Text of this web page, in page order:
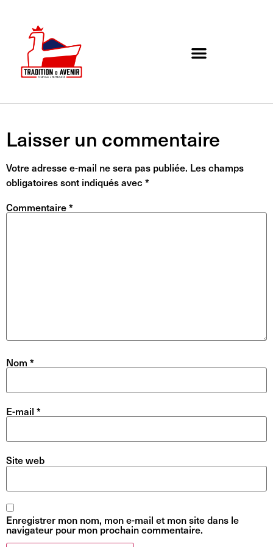
Laisser un commentaire
Votre adresse e-mail ne sera pas publiée. Les champs
obligatoires sont indiqués avec *
Commentaire*
Nom *
E-mail *
Site web
Enregistrer mon nom, mon e-mail et mon site dans le
navigateur pour mon prochain commentaire.